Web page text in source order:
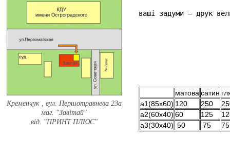
ваші задуми – друк
матова сатин
а1(85х60) 120 250
а2(60х40) 60 125
а3(30х40) 50 75 75
Кременчук , вул. Першотравнева 23а
маг. "Завітай"
від. "ПРИНТ ПЛЮС"